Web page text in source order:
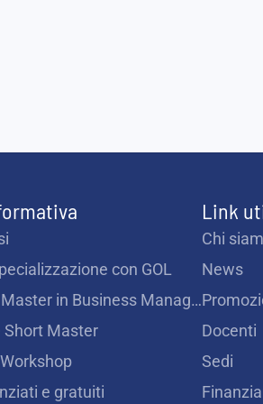
con GOL
Intensive Master in Business Management
Short Master
e gratuiti
Link
Chi
News
Docenti
Sedi